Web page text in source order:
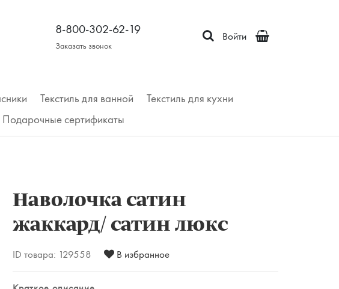
8-800-302-62-19
Заказать звонок
Войти
Текстиль для ванной
Текстиль для кухни
Подарочные сертификаты
Наволочка сатин
жаккард/ сатин люкс
ID товара: 129558 В избранное